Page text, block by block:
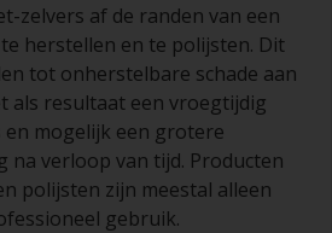
zelvers af de randen van een
herstellen en te polijsten. Dit
tot onherstelbare schade aan
als resultaat een vroegtijdig
en mogelijk een grotere
na verloop van tijd. Producten
polijsten zijn meestal alleen
gebruik.